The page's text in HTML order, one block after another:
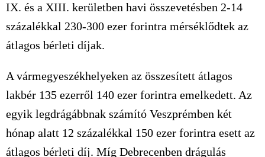
IX. és a XIII. kerületben havi összevetésben 2-14
százalékkal 230-300 ezer forintra mérséklődtek az
átlagos bérleti díjak.
A vármegyeszékhelyeken az összesített átlagos
lakbér 135 ezerről 140 ezer forintra emelkedett. Az
egyik legdrágábbnak számító Veszprémben két
hónap alatt 12 százalékkal 150 ezer forintra esett az
átlagos bérleti díj. Míg Debrecenben drágulás